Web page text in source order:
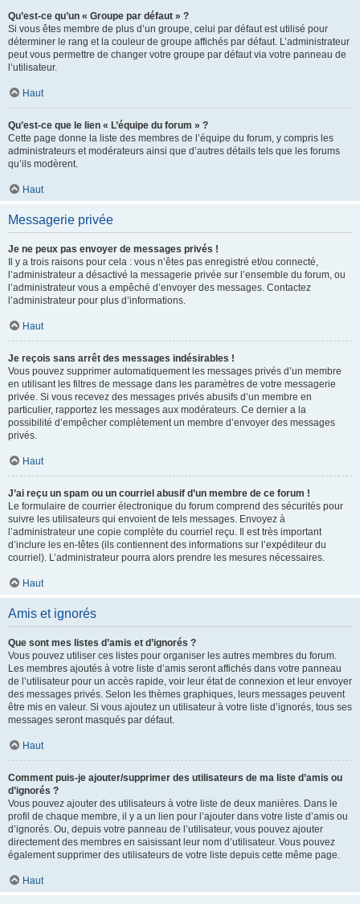
Qu’est-ce qu’un « Groupe par défaut » ?
Si vous êtes membre de plus d’un groupe, celui par défaut est utilisé pour
déterminer le rang et la couleur de groupe affichés par défaut. L’administrateur
peut vous permettre de changer votre groupe par défaut via votre panneau de
l’utilisateur.
Haut
Qu’est-ce que le lien « L’équipe du forum » ?
Cette page donne la liste des membres de l’équipe du forum, y compris les
administrateurs et modérateurs ainsi que d’autres détails tels que les forums
qu’ils modèrent.
Haut
Messagerie privée
Je ne peux pas envoyer de messages privés !
Il y a trois raisons pour cela : vous n’êtes pas enregistré et/ou connecté,
l’administrateur a désactivé la messagerie privée sur l’ensemble du forum, ou
l’administrateur vous a empêché d’envoyer des messages. Contactez
l’administrateur pour plus d’informations.
Haut
Je reçois sans arrêt des messages indésirables !
Vous pouvez supprimer automatiquement les messages privés d’un membre
en utilisant les filtres de message dans les paramètres de votre messagerie
privée. Si vous recevez des messages privés abusifs d’un membre en
particulier, rapportez les messages aux modérateurs. Ce dernier a la
possibilité d’empêcher complètement un membre d’envoyer des messages
privés.
Haut
J’ai reçu un spam ou un courriel abusif d’un membre de ce forum !
Le formulaire de courrier électronique du forum comprend des sécurités pour
suivre les utilisateurs qui envoient de tels messages. Envoyez à
l’administrateur une copie complète du courriel reçu. Il est très important
d’inclure les en-têtes (ils contiennent des informations sur l’expéditeur du
courriel). L’administrateur pourra alors prendre les mesures nécessaires.
Haut
Amis et ignorés
Que sont mes listes d’amis et d’ignorés ?
Vous pouvez utiliser ces listes pour organiser les autres membres du forum.
Les membres ajoutés à votre liste d’amis seront affichés dans votre panneau
de l’utilisateur pour un accès rapide, voir leur état de connexion et leur envoyer
des messages privés. Selon les thèmes graphiques, leurs messages peuvent
être mis en valeur. Si vous ajoutez un utilisateur à votre liste d’ignorés, tous ses
messages seront masqués par défaut.
Haut
Comment puis-je ajouter/supprimer des utilisateurs de ma liste d’amis ou
d’ignorés ?
Vous pouvez ajouter des utilisateurs à votre liste de deux manières. Dans le
profil de chaque membre, il y a un lien pour l’ajouter dans votre liste d’amis ou
d’ignorés. Ou, depuis votre panneau de l’utilisateur, vous pouvez ajouter
directement des membres en saisissant leur nom d’utilisateur. Vous pouvez
également supprimer des utilisateurs de votre liste depuis cette même page.
Haut